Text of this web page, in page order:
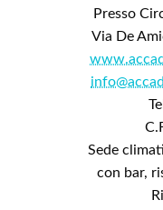
Presso
Via De
Sede
con bar,